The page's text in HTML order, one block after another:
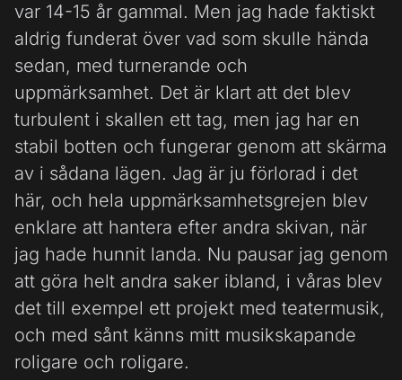
var 14-15 år gammal. Men jag hade faktiskt
aldrig funderat över vad som skulle hända
sedan, med turnerande och
uppmärksamhet. Det är klart att det blev
turbulent i skallen ett tag, men jag har en
stabil botten och fungerar genom att skärma
av i sådana lägen. Jag är ju förlorad i det
här, och hela uppmärksamhetsgrejen blev
enklare att hantera efter andra skivan, när
jag hade hunnit landa. Nu pausar jag genom
att göra helt andra saker ibland, i våras blev
det till exempel ett projekt med teatermusik,
och med sånt känns mitt musikskapande
roligare och roligare.